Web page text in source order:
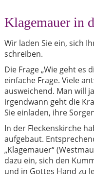
Klagemauer in
Wir laden Sie ein, sich
schreiben.
Die Frage „Wie geht es
einfache Frage. Viele
ausweichend. Man will
irgendwann geht die
Sie einladen, ihre
In der Fleckenskirche
aufgebaut.
„Klagemauer“
dazu ein, sich den
und in Gottes Hand zu